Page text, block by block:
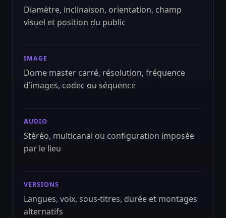
Diamètre, inclinaison, orientation, champ
visuel et position du public
IMAGE
Dome master carré, résolution, fréquence
d’images, codec ou séquence
AUDIO
Stéréo, multicanal ou configuration imposée
par le lieu
VERSIONS
Langues, voix, sous-titres, durée et montages
alternatifs